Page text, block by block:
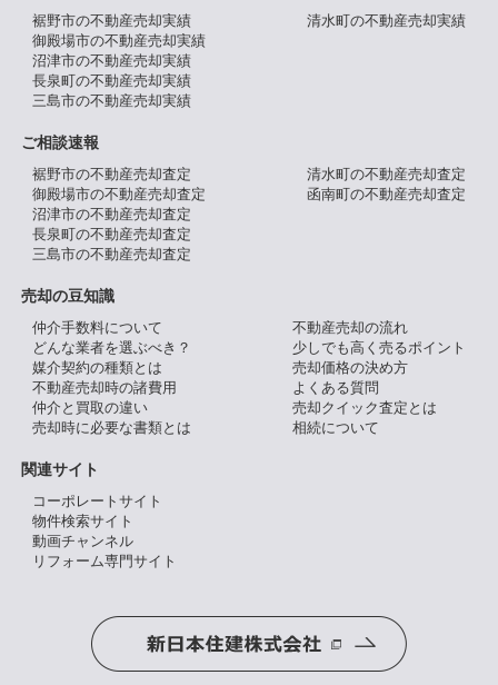
裾野市の不動産売却実績
御殿場市の不動産売却実績
沼津市の不動産売却実績
長泉町の不動産売却実績
三島市の不動産売却実績
清水町の不動産売却実績
ご相談速報
裾野市の不動産売却査定
御殿場市の不動産売却査定
沼津市の不動産売却査定
長泉町の不動産売却査定
三島市の不動産売却査定
清水町の不動産売却査定
函南町の不動産売却査定
売却の豆知識
仲介手数料について
どんな業者を選ぶべき？
媒介契約の種類とは
不動産売却時の諸費用
仲介と買取の違い
売却時に必要な書類とは
不動産売却の流れ
少しでも高く売るポイント
売却価格の決め方
よくある質問
売却クイック査定とは
相続について
関連サイト
コーポレートサイト
物件検索サイト
動画チャンネル
リフォーム専門サイト